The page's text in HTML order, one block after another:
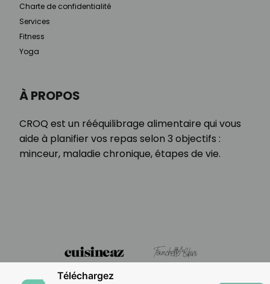
À PROPOS
CROQ est un rééquilibrage alimentaire qui vous
aide à planifier vos repas selon 3 objectifs :
minceur, maladie chronique, étapes de vie.
Charte de confidentialité
Services
Fitness
Yoga
Téléchargez